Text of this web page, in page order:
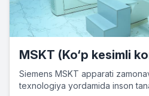
MSKT (Ko‘p kesimli
tomografiyasi) –
KT apparati
Siemens MSKT apparati
texnologiya yordamida inson